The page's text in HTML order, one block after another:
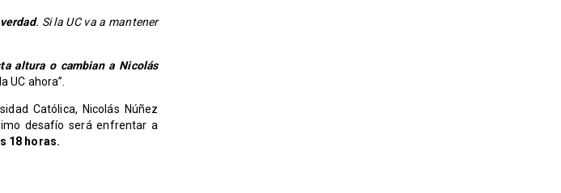
. Si la UC va a mantener
altura o cambian a Nicolás
UC ahora”.
Católica, Nicolás Núñez
desafío será enfrentar a
18 horas.